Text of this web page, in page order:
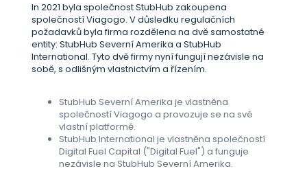
In 2021 byla společnost StubHub zakoupena
společností Viagogo. V důsledku regulačních
požadavků byla firma rozdělena na dvě samostatné
entity: StubHub Severní Amerika a StubHub
International. Tyto dvě firmy nyní fungují nezávisle na
sobě, s odlišným vlastnictvím a řízením.
StubHub Severní Amerika je vlastněna
společností Viagogo a provozuje se na své
vlastní platformě.
StubHub International je vlastněna společností
Digital Fuel Capital ("Digital Fuel") a funguje
nezávisle na StubHub Severní Amerika.